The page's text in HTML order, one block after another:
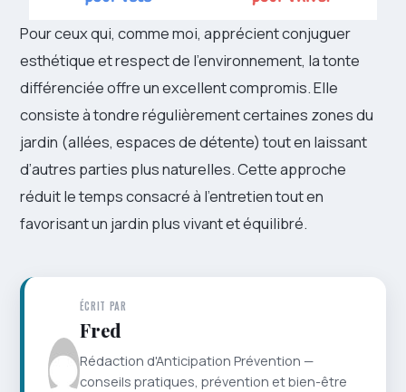
Pour ceux qui, comme moi, apprécient conjuguer
esthétique et respect de l’environnement, la tonte
différenciée offre un excellent compromis. Elle
consiste à tondre régulièrement certaines zones du
jardin (allées, espaces de détente) tout en laissant
d’autres parties plus naturelles. Cette approche
réduit le temps consacré à l’entretien tout en
favorisant un jardin plus vivant et équilibré.
ÉCRIT PAR
Fred
Rédaction d'Anticipation Prévention —
conseils pratiques, prévention et bien-être